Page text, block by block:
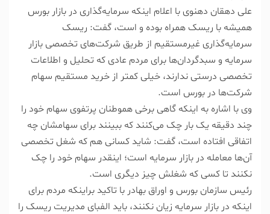
علی دهقان دهنوی با اعلام اینکه سرمایه‌گذاری در بازار بورس
همیشه با ریسک همراه بوده و است، گفت: ریسک
سرمایه‌گذاری غیرمستقیم از طریق شرکت‌های تخصصی بازار
سرمایه و سبدگردان‌ها برای مردم عادی که تحلیل و اطلاعات
تخصصی درستی ندارند، خیلی کمتر از خرید مستقیم سهام
شرکت‌ها در بورس است.
وی با اشاره به اینکه گاهی برخی هموطنان پرتفوی سهام خود را
چند دقیقه یک بار چک می‌کنند که ببینند برای سهامشان چه
اتفاقی افتاده است، گفت: شاید کسانی هم که شغل تخصصی
آن‌ها معامله در بازار سرمایه است؛ اینقدر سهام خود را چک
نکنند تا کسی که شغلش چیز دیگری است.
رئیس سازمان بورس و اوراق بهادر با تاکید براینکه مردم برای
اینکه در بازار سرمایه زیان نکنند، باید الفبای مدیریت ریسک را